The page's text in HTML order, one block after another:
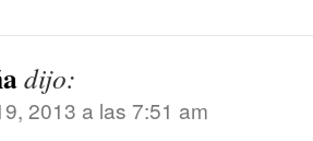
dijo:
2013 a las 7:51 am